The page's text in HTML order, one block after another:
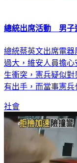
總統出席活動 男子
總統蔡英文出席電
過大，維安人員擔
生衝突，憲兵疑似
有出手，而當事憲兵
社會